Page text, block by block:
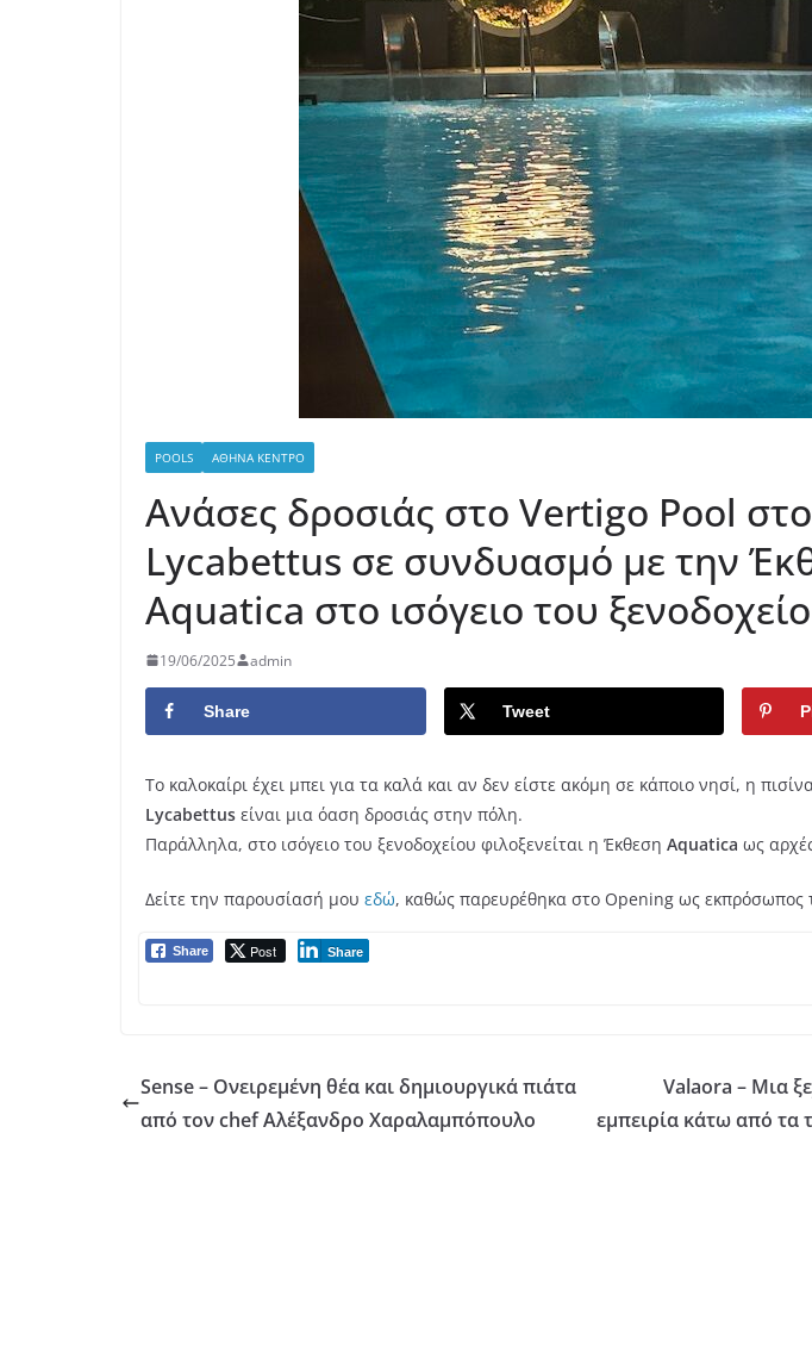
POOLS ΑΘΉΝΑ ΚΈΝΤΡΟ
Ανάσες δροσιάς στο Vertigo Pool
Lycabettus σε συνδυασμό με την
Aquatica στο ισόγειο του
19/06/2025 admin
Share Tweet
Το καλοκαίρι έχει μπει για τα καλά και αν δεν είστε ακόμη σε κάποιο νησί, η
Lycabettus είναι μια όαση δροσιάς στην πόλη.
Παράλληλα, στο ισόγειο του ξενοδοχείου φιλοξενείται η Έκθεση Aquatica ως
Δείτε την παρουσίασή μου εδώ, καθώς παρευρέθηκα στο Opening ως εκπρόσωπος
Share Post Share
Sense – Ονειρεμένη θέα και δημιουργικά πιάτα
από τον chef Αλέξανδρο Χαραλαμπόπουλο
Valaora – Μια
εμπειρία κάτω από τα